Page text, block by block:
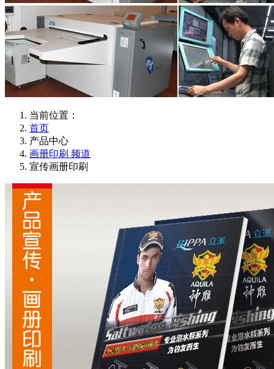
当前位置：
首页
产品中心
画册印刷 频道
宣传画册印刷